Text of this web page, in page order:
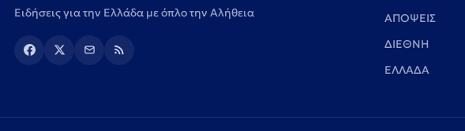
Ειδήσεις για την Ελλάδα με όπλο την Αλήθεια
ΑΠΟΨΕΙΣ
ΔΙΕΘΝΗ
ΕΛΛΑΔΑ